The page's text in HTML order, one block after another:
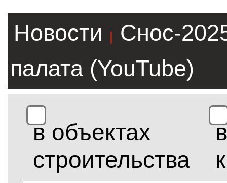
Новости |
Снос-
палата (YouTube)
в объектах
строительства
в